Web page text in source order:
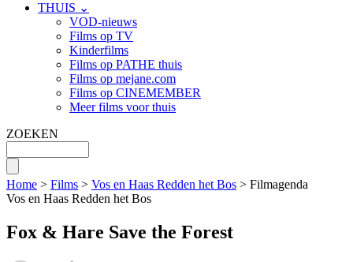
THUIS ⌄
VOD-nieuws
Films op TV
Kinderfilms
Films op PATHE thuis
Films op mejane.com
Films op CINEMEMBER
Meer films voor thuis
ZOEKEN
Home > Films > Vos en Haas Redden het Bos > Filmagenda
Vos en Haas Redden het Bos
Fox & Hare Save the Forest